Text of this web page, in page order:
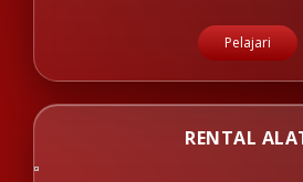
Pelajari
RENTAL